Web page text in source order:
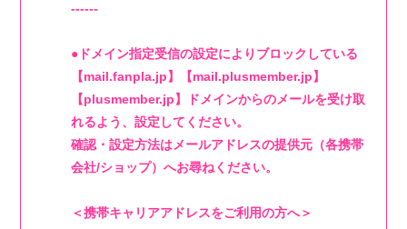
INFORMATION
SCHEDULE
MUSIC
VIDEO
------
●ドメイン指定受信の設定によりブロックしている
【mail.fanpla.jp】【mail.plusmember.jp】
【plusmember.jp】ドメインからのメールを受け取
れるよう、設定してください。
確認・設定方法はメールアドレスの提供元（各携帯
会社/ショップ）へお尋ねください。
＜携帯キャリアアドレスをご利用の方へ＞